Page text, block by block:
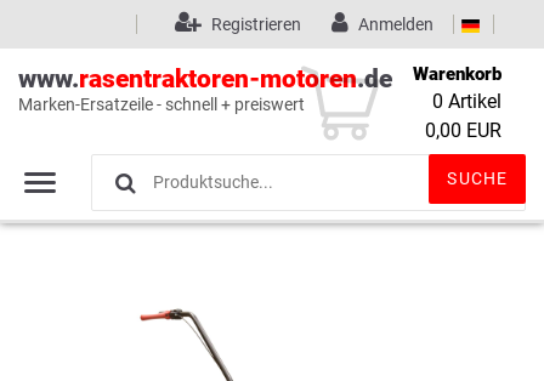
Wunschliste (0)
Anmelden
Registrieren
www.rasentraktoren-motoren.de
Marken-Ersatzeile - schnell + preiswert
SUCHE
Warenkorb
0 Artikel
0,00 EUR